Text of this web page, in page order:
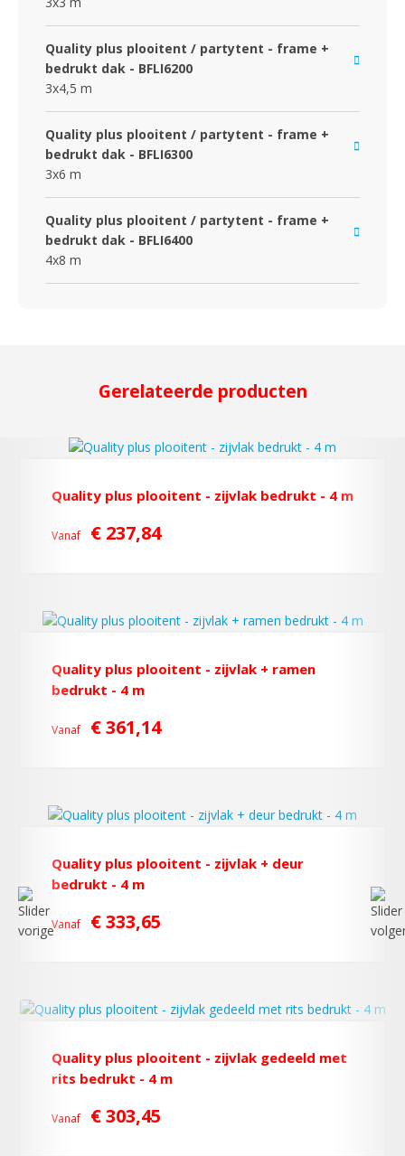
Quality plus plooitent / partytent - frame +
bedrukt dak - BFLI6200
3x4,5 m
Quality plus plooitent / partytent - frame +
bedrukt dak - BFLI6300
3x6 m
Quality plus plooitent / partytent - frame +
bedrukt dak - BFLI6400
4x8 m
Gerelateerde producten
Quality plus plooitent - zijvlak bedrukt - 4 m
Vanaf € 237,84
Quality plus plooitent - zijvlak + ramen
bedrukt - 4 m
Vanaf € 361,14
Quality plus plooitent - zijvlak + deur
bedrukt - 4 m
Vanaf € 333,65
Quality plus plooitent - zijvlak gedeeld met
rits bedrukt - 4 m
Vanaf € 303,45